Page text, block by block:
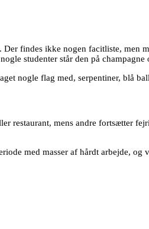
findes ikke nogen facitliste,
studenter står den på
nogle flag med, serpentiner, blå
restaurant, mens andre fortsætter
med masser af hårdt arbejde,